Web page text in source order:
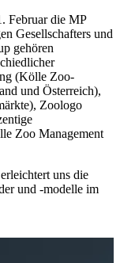
Februar die MP
Gesellschafters und
gehören
(Kölle Zoo-
und Österreich),
Zoologo
Zoo Management
uns die
und -modelle im